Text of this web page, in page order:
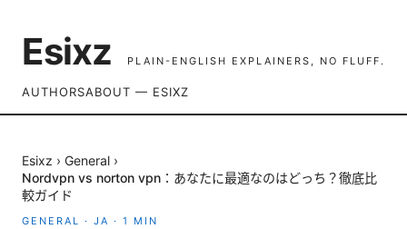
Esixz PLAIN-ENGLISH EXPLAINERS, NO FLUFF.
AUTHORSABOUT — ESIXZ
Esixz › General ›
Nordvpn vs norton vpn：あなたに最適なのはどっち？徹底比
較ガイド
GENERAL · JA · 1 MIN